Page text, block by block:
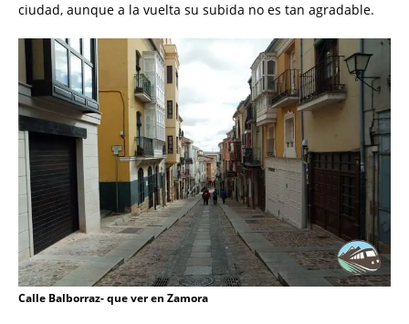
ciudad, aunque a la vuelta su subida no es tan agradable.
Calle Balborraz- que ver en Zamora